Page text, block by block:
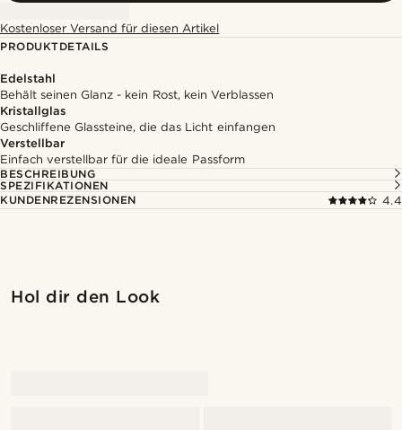
Kostenloser Versand für diesen Artikel
PRODUKTDETAILS
Edelstahl
Behält seinen Glanz - kein Rost, kein Verblassen
Kristallglas
Geschliffene Glassteine, die das Licht einfangen
Verstellbar
Einfach verstellbar für die ideale Passform
BESCHREIBUNG
SPEZIFIKATIONEN
KUNDENREZENSIONEN
4.4
Hol dir den Look